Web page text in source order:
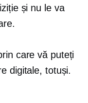
și nu le va
care vă puteți
digitale, totuși.